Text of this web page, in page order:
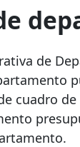
de
cuadro